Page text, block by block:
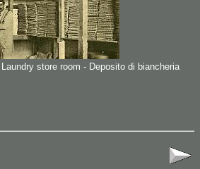
store room - Deposito di biancheria